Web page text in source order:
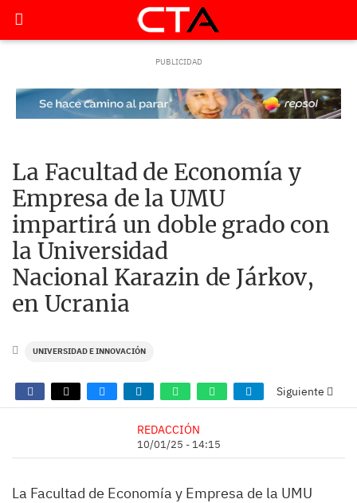
La Facultad de Economía y
Empresa de la UMU
impartirá un doble grado con
la Universidad
Nacional Karazin de Járkov,
en Ucrania
UNIVERSIDAD E INNOVACIÓN
Siguiente
REDACCIÓN
10/01/25 - 14:15
La Facultad de Economía y Empresa de la UMU